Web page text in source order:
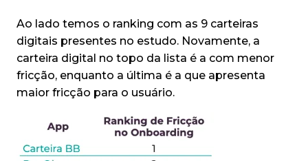
Ao lado temos o ranking com as 9 carteiras
digitais presentes no estudo. Novamente, a
carteira digital no topo da lista é a com menor
fricção, enquanto a última é a que apresenta
maior fricção para o usuário.